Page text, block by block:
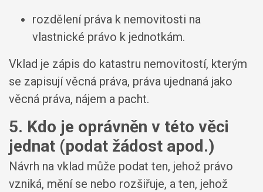
rozdělení práva k nemovitosti na
vlastnické právo k jednotkám.
Vklad je zápis do katastru nemovitostí, kterým
se zapisují věcná práva, práva ujednaná jako
věcná práva, nájem a pacht.
5. Kdo je oprávněn v této věci
jednat (podat žádost apod.)
Návrh na vklad může podat ten, jehož právo
vzniká, mění se nebo rozšiřuje, a ten, jehož